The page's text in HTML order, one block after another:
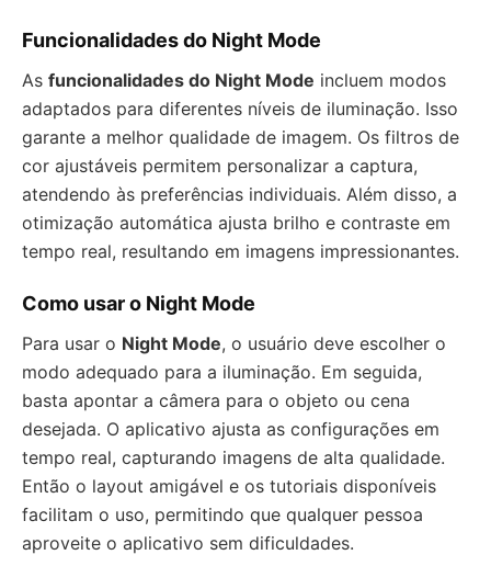
Funcionalidades do Night Mode
As funcionalidades do Night Mode incluem modos
adaptados para diferentes níveis de iluminação. Isso
garante a melhor qualidade de imagem. Os filtros de
cor ajustáveis permitem personalizar a captura,
atendendo às preferências individuais. Além disso, a
otimização automática ajusta brilho e contraste em
tempo real, resultando em imagens impressionantes.
Como usar o Night Mode
Para usar o Night Mode, o usuário deve escolher o
modo adequado para a iluminação. Em seguida,
basta apontar a câmera para o objeto ou cena
desejada. O aplicativo ajusta as configurações em
tempo real, capturando imagens de alta qualidade.
Então o layout amigável e os tutoriais disponíveis
facilitam o uso, permitindo que qualquer pessoa
aproveite o aplicativo sem dificuldades.